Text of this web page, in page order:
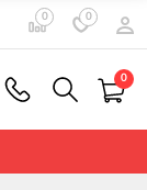
0 0
0